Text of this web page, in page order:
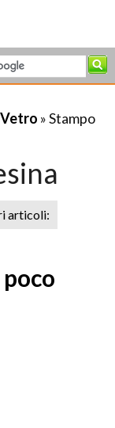
Vetro » Stampo
articoli: